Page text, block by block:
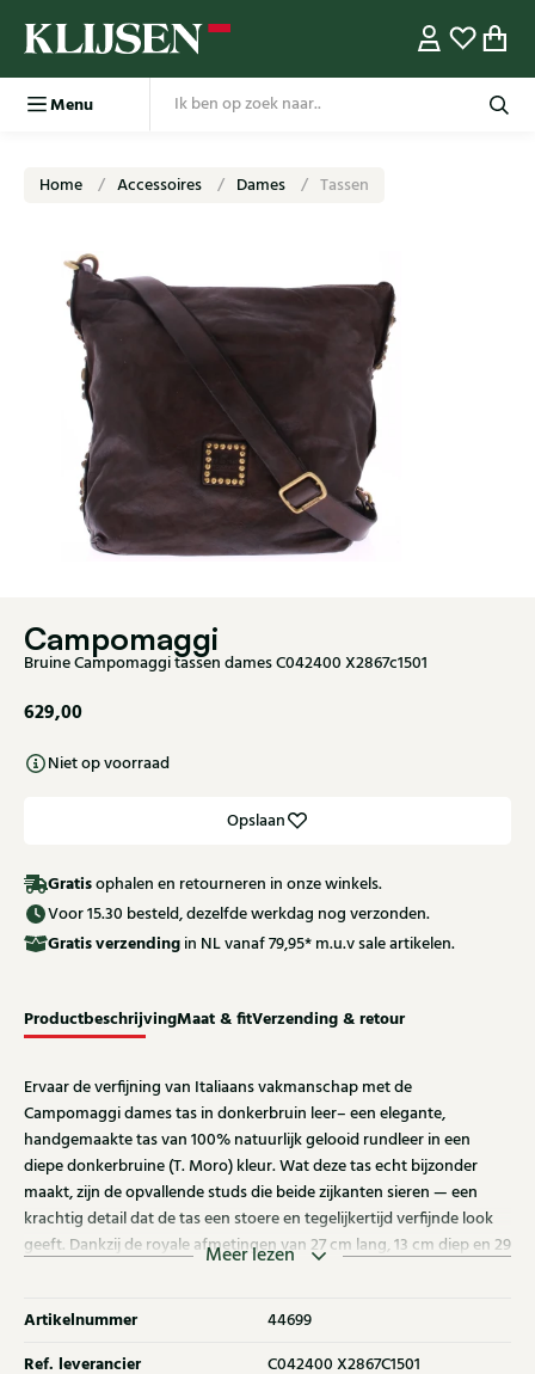
Menu
Home Accessoires Dames Tassen
Campomaggi
Bruine Campomaggi tassen dames C042400 X2867c1501
629,00
Niet op voorraad
Opslaan
Gratisophalen en retourneren in onze winkels.
Voor 15.30 besteld, dezelfde werkdag nog verzonden.
Gratisverzending in NL vanaf 79,95* m.u.v sale artikelen.
ProductbeschrijvingMaat & fitVerzending & retour
Ervaar de verfijning van Italiaans vakmanschap met de
Campomaggi dames tas in donkerbruin leer– een elegante,
handgemaakte tas van 100% natuurlijk gelooid rundleer in een
diepe donkerbruine (T. Moro) kleur. Wat deze tas echt bijzonder
maakt, zijn de opvallende studs die beide zijkanten sieren — een
krachtig detail dat de tas een stoere en tegelijkertijd verfijnde look
geeft. Dankzij de royale afmetingen van 27 cm lang, 13 cm diep en 29
wordt geleverd met een bijpassende katoenen stofzak en een
Meer lezen
Artikelnummer 44699
Ref. leverancier C042400 X2867C1501